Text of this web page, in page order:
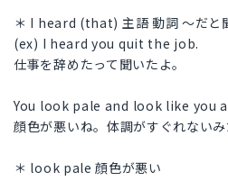
＊ I heard (that) 主語 動詞 〜だと
(ex) I heard you quit the job.
仕事を辞めたって聞いたよ。
You look pale and look like you
顔色が悪いね。体調がすぐれないみ
＊ look pale 顔色が悪い